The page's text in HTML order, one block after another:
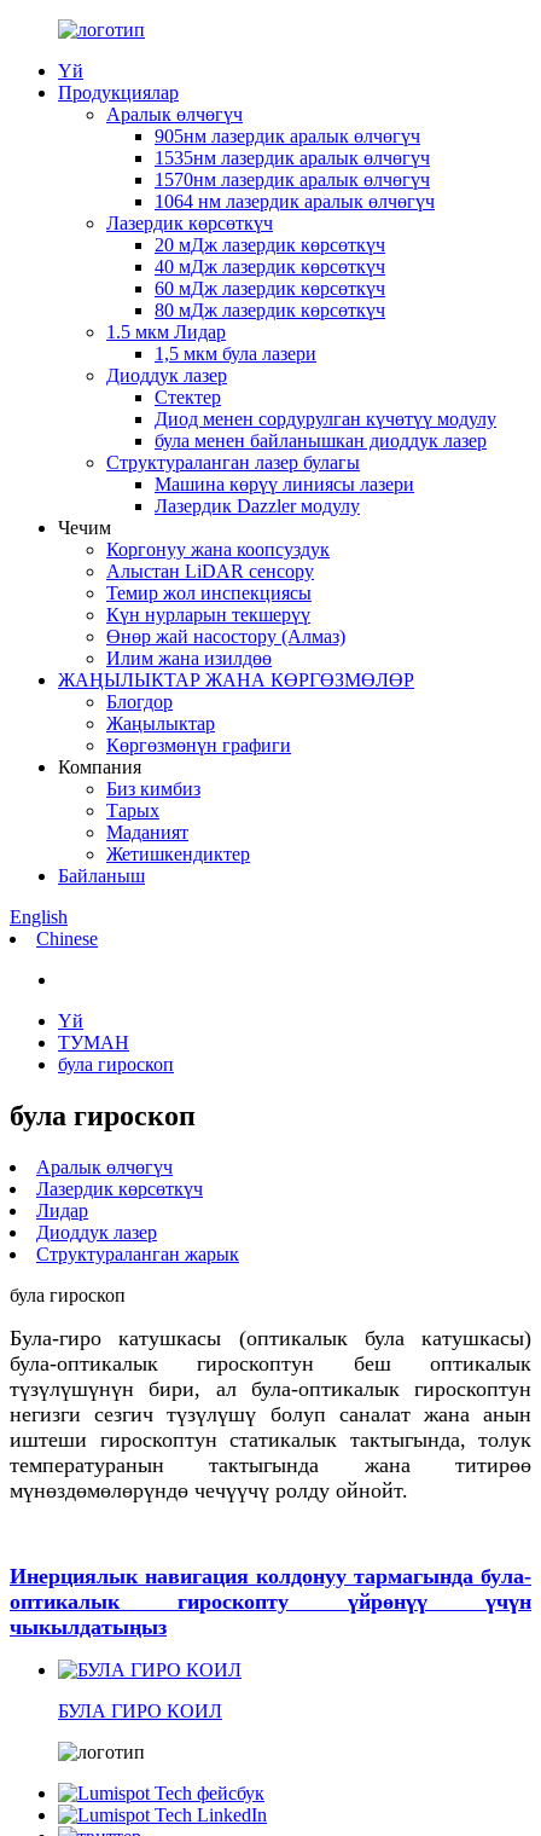
Үй
Продукциялар
Аралык өлчөгүч
905нм лазердик аралык өлчөгүч
1535нм лазердик аралык өлчөгүч
1570нм лазердик аралык өлчөгүч
1064 нм лазердик аралык өлчөгүч
Лазердик көрсөткүч
20 мДж лазердик көрсөткүч
40 мДж лазердик көрсөткүч
60 мДж лазердик көрсөткүч
80 мДж лазердик көрсөткүч
1.5 мкм Лидар
1,5 мкм була лазери
Диоддук лазер
Стектер
Диод менен сордурулган күчөтүү модулу
була менен байланышкан диоддук лазер
Структураланган лазер булагы
Машина көрүү линиясы лазери
Лазердик Dazzler модулу
Чечим
Коргонуу жана коопсуздук
Алыстан LiDAR сенсору
Темир жол инспекциясы
Күн нурларын текшерүү
Өнөр жай насостору (Алмаз)
Илим жана изилдөө
ЖАҢЫЛЫКТАР ЖАНА КӨРГӨЗМӨЛӨР
Блогдор
Жаңылыктар
Көргөзмөнүн графиги
Компания
Биз кимбиз
Тарых
Маданият
Жетишкендиктер
Байланыш
English
Chinese
Үй
ТУМАН
була гироскоп
була гироскоп
Аралык өлчөгүч
Лазердик көрсөткүч
Лидар
Диоддук лазер
Структураланган жарык
була гироскоп
Була-гиро катушкасы (оптикалык була катушкасы)
була-оптикалык гироскоптун беш оптикалык
түзүлүшүнүн бири, ал була-оптикалык гироскоптун
негизги сезгич түзүлүшү болуп саналат жана анын
иштеши гироскоптун статикалык тактыгында, толук
температуранын тактыгында жана титирөө
мүнөздөмөлөрүндө чечүүчү ролду ойнойт.
Инерциялык навигация колдонуу тармагында була-
оптикалык гироскопту үйрөнүү үчүн
чыкылдатыңыз
БУЛА ГИРО КОИЛ